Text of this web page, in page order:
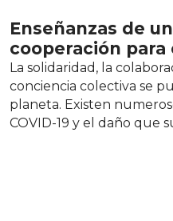
Enseñanzas de
cooperación para
La solidaridad, la
conciencia colectiva se
planeta. Existen
COVID-19 y el daño que